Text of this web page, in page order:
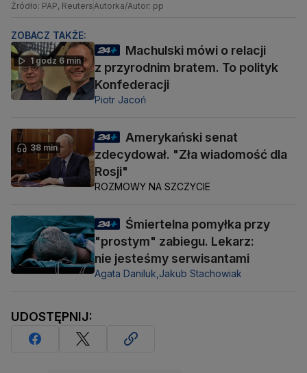
Źródło: PAP, ReutersAutorka/Autor: pp
ZOBACZ TAKŻE:
1 godz 6 min
Machulski mówi o relacji
z przyrodnim bratem. To polityk
Konfederacji
Piotr Jacoń
38 min
Amerykański senat
zdecydował. "Zła wiadomość dla
Rosji"
ROZMOWY NA SZCZYCIE
Śmiertelna pomyłka przy
"prostym" zabiegu. Lekarz:
nie jesteśmy serwisantami
Agata Daniluk, Jakub Stachowiak
UDOSTĘPNIJ: